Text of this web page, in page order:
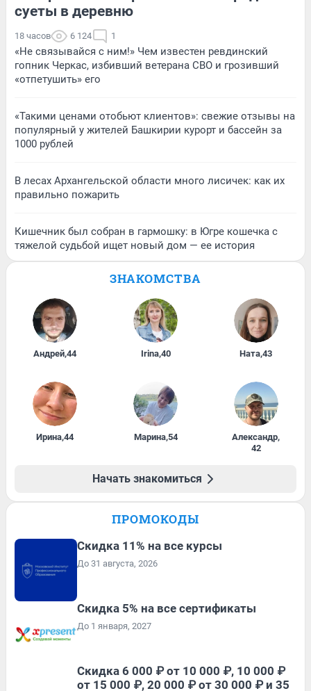
суеты в деревню
18 часов 6 124 1
«Не связывайся с ним!» Чем известен ревдинский
гопник Черкас, избивший ветерана СВО и грозивший
«отпетушить» его
«Такими ценами отобьют клиентов»: свежие отзывы на
популярный у жителей Башкирии курорт и бассейн за
1000 рублей
В лесах Архангельской области много лисичек: как их
правильно пожарить
Кишечник был собран в гармошку: в Югре кошечка с
тяжелой судьбой ищет новый дом — ее история
ЗНАКОМСТВА
Андрей,44 Irina,40 Ната,43
Ирина,44 Марина,54 Александр,
42
Начать знакомиться
ПРОМОКОДЫ
Скидка 11% на все курсы
До 31 августа, 2026
Скидка 5% на все сертификаты
До 1 января, 2027
Скидка 6 000 ₽ от 10 000 ₽, 10 000 ₽
от 15 000 ₽, 20 000 ₽ от 30 000 ₽ и 35